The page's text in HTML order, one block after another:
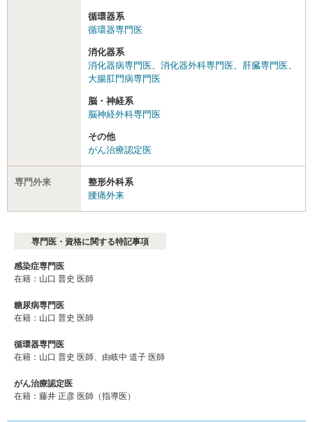
循環器系
循環器専門医
消化器系
消化器病専門医
消化器外科専門医 肝臓専門医
大腸肛門病専門医
脳・神経系
脳神経外科専門医
その他
がん治療認定医
専門外来
整形外科系
腰痛外来
専門医・資格に関する特記事項
感染症専門医
在籍：⼭⼝ 普史 医師
糖尿病専門医
在籍：山口 普史 医師
循環器専門医
在籍：山口 普史 医師、由岐中 道子 医師
がん治療認定医
在籍：藤井 正彦 医師（指導医）